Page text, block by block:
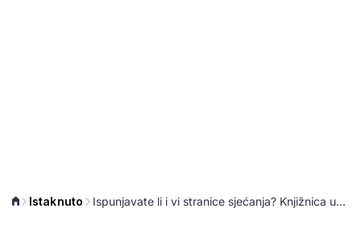
Istaknuto Ispunjavate li i vi stranice sjećanja? Knjižnica u Novom Marofu vodi kreativne radionice čitanja i pisanja